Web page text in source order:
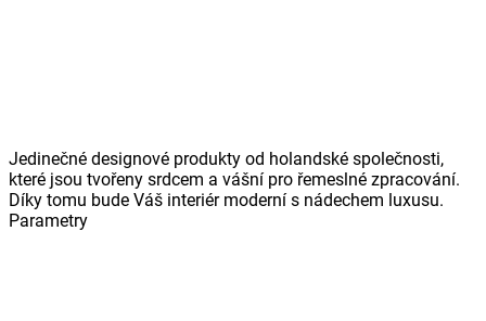
Jedinečné designové produkty od holandské společnosti,
které jsou tvořeny srdcem a vášní pro řemeslné zpracování.
Díky tomu bude Váš interiér moderní s nádechem luxusu.
Parametry